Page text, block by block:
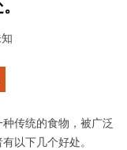
传统的食物，被广泛
以下几个好处。